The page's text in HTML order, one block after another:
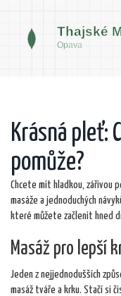
Krásná pleť:
pomůže?
Chcete mít hladkou, zářivou
masáže a jednoduchých
které můžete začlenit hned
Masáž pro lepší
Jeden z nejjednodušších
masáž tváře a krku. Stačí si